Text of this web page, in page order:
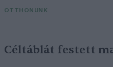
OTTHONUNK
Céltáblát festett